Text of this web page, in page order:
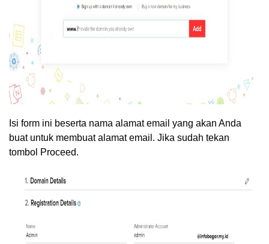
Isi form ini beserta nama alamat email yang akan Anda
buat untuk membuat alamat email. Jika sudah tekan
tombol Proceed.